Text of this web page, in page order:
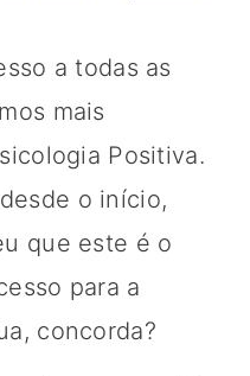
a todas as
mais
Positiva.
o início,
que este é o
para a
concorda?